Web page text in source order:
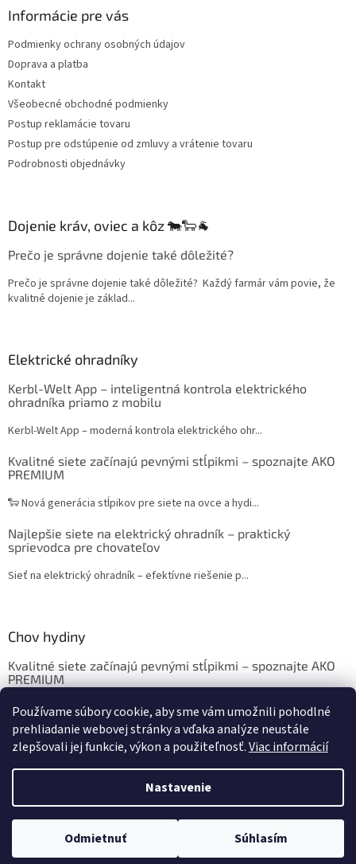
Používame súbory cookie, aby sme vám umožnili pohodlné
prehliadanie webovej stránky a vďaka analýze neustále
zlepšovali jej funkcie, výkon a použiteľnosť.Viac informácií
Nastavenie
Odmietnuť Súhlasím
Informácie pre vás
Podmienky ochrany osobných údajov
Doprava a platba
Kontakt
Všeobecné obchodné podmienky
Postup reklamácie tovaru
Postup pre odstúpenie od zmluvy a vrátenie tovaru
Podrobnosti objednávky
Dojenie kráv, oviec a kôz 🐄🐑🐐
Prečo je správne dojenie také dôležité?
Prečo je správne dojenie také dôležité? Každý farmár vám povie, že
kvalitné dojenie je základ...
Elektrické ohradníky
Kerbl-Welt App – inteligentná kontrola elektrického
ohradníka priamo z mobilu
Kerbl-Welt App – moderná kontrola elektrického ohr...
Kvalitné siete začínajú pevnými stĺpikmi – spoznajte AKO
PREMIUM
🐑 Nová generácia stĺpikov pre siete na ovce a hydi...
Najlepšie siete na elektrický ohradník – praktický
sprievodca pre chovateľov
Sieť na elektrický ohradník – efektívne riešenie p...
Chov hydiny
Kvalitné siete začínajú pevnými stĺpikmi – spoznajte AKO
PREMIUM
Chov sliepok a hydiny: Krmivo, ustajnenie, vybavenie
Copyright 2026eshop.sedoza.sk. Všetky práva vyhradené.Upraviť